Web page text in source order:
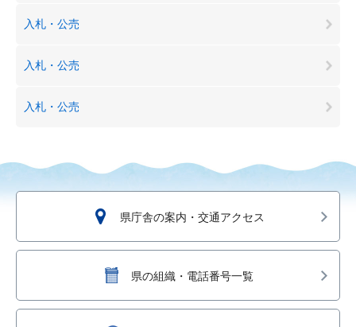
入札・公売
入札・公売
入札・公売
県庁舎の案内・交通アクセス
県の組織・電話番号一覧